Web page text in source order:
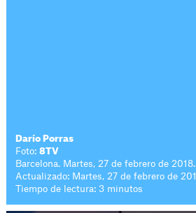
Darío Porras
Foto:8TV
Barcelona. Martes, 27 de febrero de 2018.
Actualizado: Martes, 27 de febrero de
Tiempo de lectura: 3 minutos